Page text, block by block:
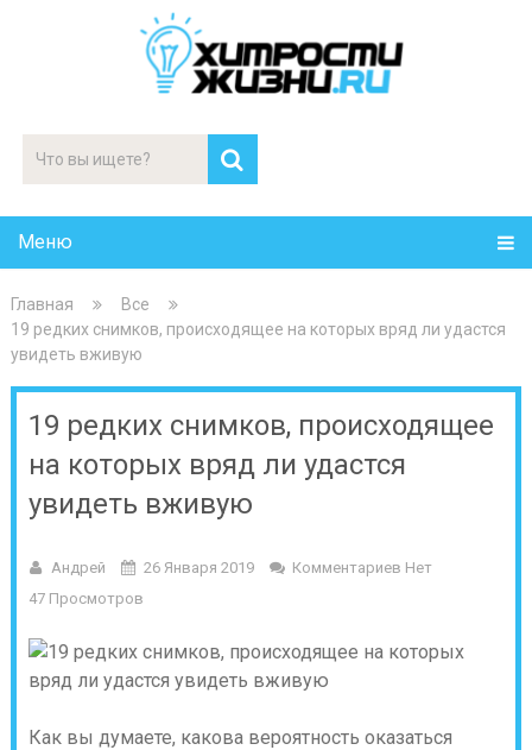
Меню
Главная
Все
19 редких снимков, происходящее на которых вряд ли удастся
увидеть вживую
19 редких снимков, происходящее
на которых вряд ли удастся
увидеть вживую
Андрей 26 Января 2019
Комментариев Нет
47 Просмотров
Как вы думаете, какова вероятность оказаться